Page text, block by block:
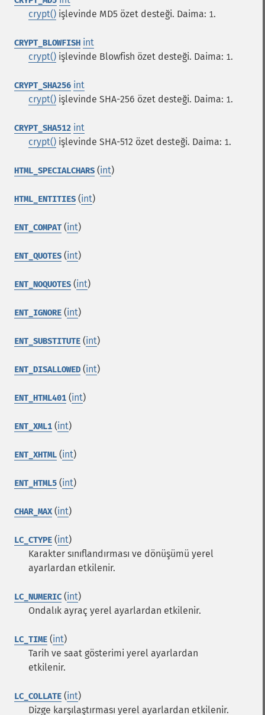
crypt() işlevinde MD5 özet desteği. Daima: 1.
CRYPT_BLOWFISH int
crypt() işlevinde Blowfish özet desteği. Daima: 1.
CRYPT_SHA256 int
crypt() işlevinde SHA-256 özet desteği. Daima: 1.
CRYPT_SHA512 int
crypt() işlevinde SHA-512 özet desteği. Daima: 1.
HTML_SPECIALCHARS (int)
HTML_ENTITIES (int)
ENT_COMPAT (int)
ENT_QUOTES (int)
ENT_NOQUOTES (int)
ENT_IGNORE (int)
ENT_SUBSTITUTE (int)
ENT_DISALLOWED (int)
ENT_HTML401 (int)
ENT_XML1 (int)
ENT_XHTML (int)
ENT_HTML5 (int)
CHAR_MAX(int)
LC_CTYPE (int)
Karakter sınıflandırması ve dönüşümü yerel
ayarlardan etkilenir.
LC_NUMERIC (int)
Ondalık ayraç yerel ayarlardan etkilenir.
LC_TIME (int)
Tarih ve saat gösterimi yerel ayarlardan
etkilenir.
LC_COLLATE (int)
Dizge karşılaştırması yerel ayarlardan etkilenir.